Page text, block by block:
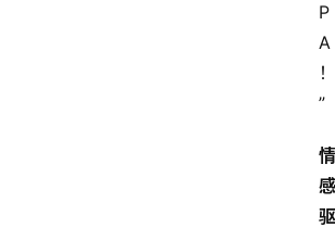
P
A
！
”
情
感
驱